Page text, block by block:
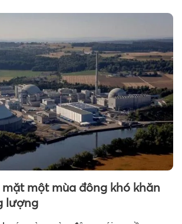
mặt một mùa đông khó khăn
lượng